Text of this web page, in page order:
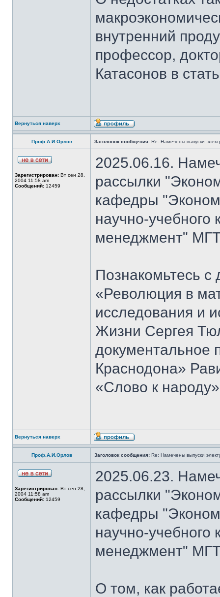
внутренний
профессор,
Катасонов в
Вернуться наверх
Проф.А.И.Орлов Заголовок сообщения: Re: Намечены выпуски
Зарегистрирован: Вт сен 28,
2004 11:58 am
Сообщений: 12459
2025.06.16.
рассылки
кафедры
научно-
менеджмент"
Познакомьтесь
«Революция в
исследования и
Жизни Сергея
документальное
Краснодона»
«Слово к
Вернуться наверх
Проф.А.И.Орлов Заголовок сообщения: Re: Намечены выпуски
Зарегистрирован: Вт сен 28,
2004 11:58 am
Сообщений: 12459
2025.06.23.
рассылки
кафедры
научно-
менеджмент"
О том, как